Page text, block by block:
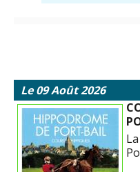
Le 09 Août 2026